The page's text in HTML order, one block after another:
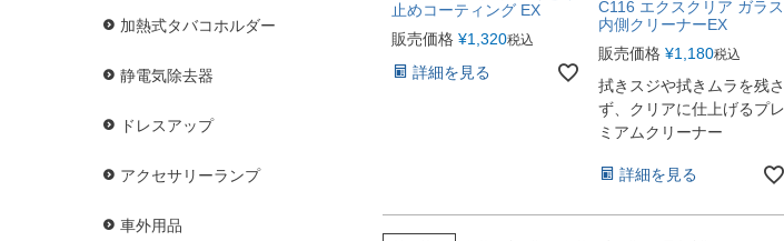
加熱式タバコホルダー
静電気除去器
ドレスアップ
アクセサリーランプ
車外用品
止めコーティング EX
販売価格 ¥1,320税込
詳細を見る
C116 エクスクリア ガラス
内側クリーナーEX
販売価格 ¥1,180税込
拭きスジや拭きムラを残さ
ず、クリアに仕上げるプレ
ミアムクリーナー
詳細を見る